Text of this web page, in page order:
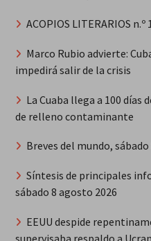
ACOPIOS LITERARIOS
Marco Rubio advierte:
impedirá salir de la crisis
La Cuaba llega a 100
de relleno contaminante
Breves del mundo,
Síntesis de principales
sábado 8 agosto 2026
EEUU despide